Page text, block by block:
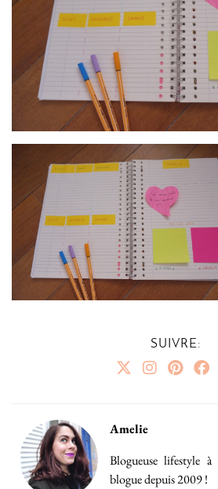
SUIVRE:
Amelie
Blogueuse lifestyle
blogue depuis 2009 !